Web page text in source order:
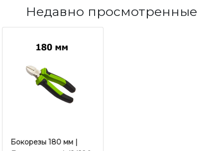
Недавно просмотренные
Бокорезы 180 мм |